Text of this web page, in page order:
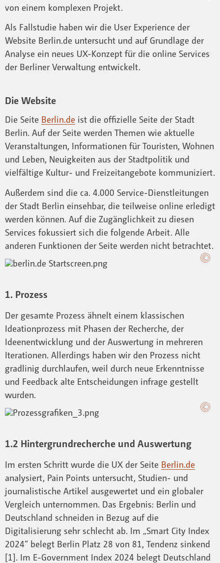
von einem komplexen Projekt.
Als Fallstudie haben wir die User Experience der
Website Berlin.de untersucht und auf Grundlage der
Analyse ein neues UX-Konzept für die online Services
der Berliner Verwaltung entwickelt.
Die Website
Die Seite Berlin.de ist die offizielle Seite der Stadt
Berlin. Auf der Seite werden Themen wie aktuelle
Veranstaltungen, Informationen für Touristen, Wohnen
und Leben, Neuigkeiten aus der Stadtpolitik und
vielfältige Kultur- und Freizeitangebote kommuniziert.
Außerdem sind die ca. 4.000 Service-Dienstleitungen
der Stadt Berlin einsehbar, die teilweise online erledigt
werden können. Auf die Zugänglichkeit zu diesen
Services fokussiert sich die folgende Arbeit. Alle
anderen Funktionen der Seite werden nicht betrachtet.
1. Prozess
Der gesamte Prozess ähnelt einem klassischen
Ideationprozess mit Phasen der Recherche, der
Ideenentwicklung und der Auswertung in mehreren
Iterationen. Allerdings haben wir den Prozess nicht
gradlinig durchlaufen, weil durch neue Erkenntnisse
und Feedback alte Entscheidungen infrage gestellt
wurden.
1.2 Hintergrundrecherche und Auswertung
Im ersten Schritt wurde die UX der Seite Berlin.de
analysiert, Pain Points untersucht, Studien- und
journalistische Artikel ausgewertet und ein globaler
Vergleich unternommen. Das Ergebnis: Berlin und
Deutschland schneiden in Bezug auf die
Digitalisierung sehr schlecht ab. Im „Smart City Index
2024“ belegt Berlin Platz 28 von 81, Tendenz sinkend
[1]. Im E-Government Index 2024 belegt Deutschland